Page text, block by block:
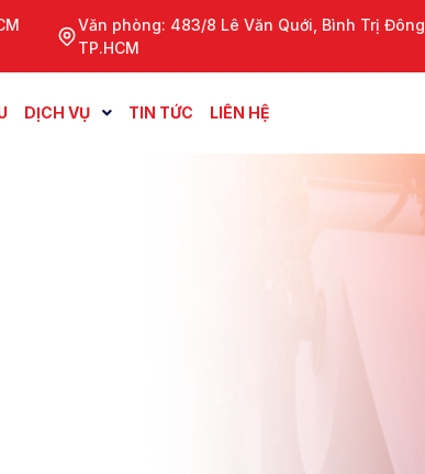
Văn phòng: 483/8 Lê Văn Quới, Bình Trị Đông,
TP.HCM
DỊCH VỤ TIN TỨC LIÊN HỆ